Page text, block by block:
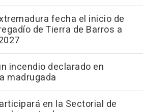
fecha el inicio de
de Tierra de Barros a
incendio declarado en
madrugada
en la Sectorial de